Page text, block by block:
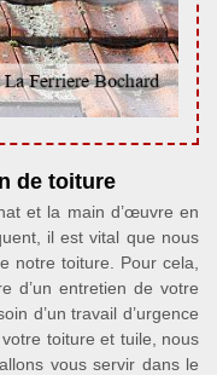
de toiture
et la main d’œuvre en
il est vital que nous
notre toiture. Pour cela,
d’un entretien de votre
d’un travail d’urgence
toiture et tuile, nous
vous servir dans le